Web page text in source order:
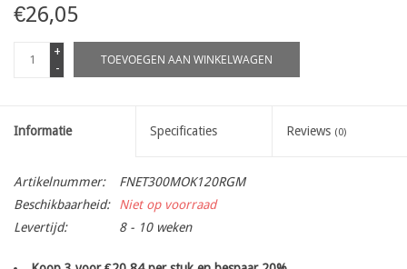
€26,05
+
-
TOEVOEGEN AAN WINKELWAGEN
Informatie Specificaties Reviews (0)
Artikelnummer:
FNET300MOK120RGM
Beschikbaarheid:
Niet op voorraad
Levertijd:
8 - 10 weken